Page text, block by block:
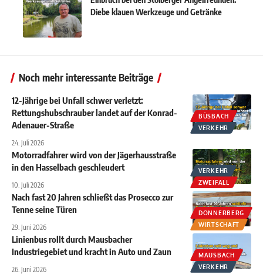
Diebe klauen Werkzeuge und Getränke
Noch mehr interessante Beiträge
BÜSBACH
VERKEHR
12-Jährige bei Unfall schwer verletzt:
Rettungshubschrauber landet auf der Konrad-
Adenauer-Straße
24. Juli 2026
VERKEHR
ZWEIFALL
Motorradfahrer wird von der Jägerhausstraße
in den Hasselbach geschleudert
10. Juli 2026
DONNERBERG
WIRTSCHAFT
Nach fast 20 Jahren schließt das Prosecco zur
Tenne seine Türen
29. Juni 2026
MAUSBACH
VERKEHR
Linienbus rollt durch Mausbacher
Industriegebiet und kracht in Auto und Zaun
26. Juni 2026